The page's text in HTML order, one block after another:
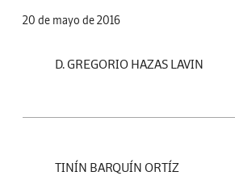
20 de mayo de 2016
D. GREGORIO HAZAS LAVIN
TINÍN BARQUÍN ORTÍZ